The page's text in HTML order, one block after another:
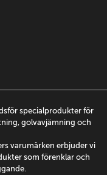
specialprodukter för
golvavjämning och
varumärken erbjuder vi
som förenklar och